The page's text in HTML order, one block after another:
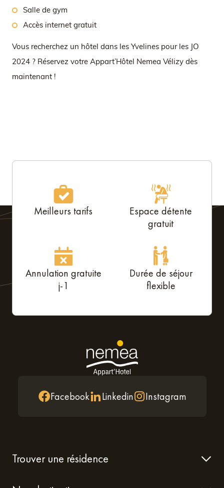
Salle de gym
Accès internet gratuit
Vous recherchez un hôtel dans les Yvelines pour les JO
2024 ? Réservez votre Appart’Hôtel Nemea Vélizy dès
maintenant !
Meilleurs tarifs
Espace détente
gratuit
Annulation gratuite
j-1
Durée de séjour
flexible
Facebook Linkedin Instagram
Trouver une résidence